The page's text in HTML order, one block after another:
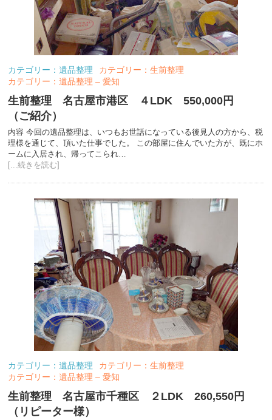
カテゴリー：遺品整理
カテゴリー：生前整理
カテゴリー：遺品整理 – 愛知
生前整理 名古屋市港区 ４LDK 550,000円
（ご紹介）
内容 今回の遺品整理は、いつもお世話になっている後見人の方から、税
理様を通じて、頂いた仕事でした。 この部屋に住んでいた方が、既にホ
ームに入居され、帰ってこられ…
[...続きを読む]
カテゴリー：遺品整理
カテゴリー：生前整理
カテゴリー：遺品整理 – 愛知
生前整理 名古屋市千種区 ２LDK 260,550円
（リピーター様）